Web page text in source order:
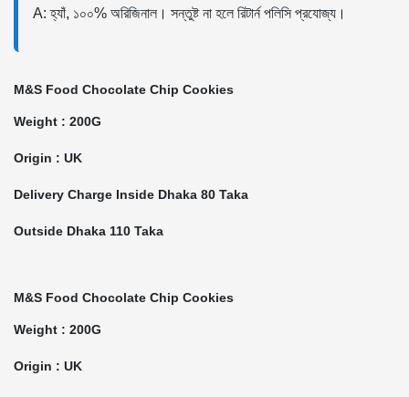
A: হ্যাঁ, ১০০% অরিজিনাল। সন্তুষ্ট না হলে রিটার্ন পলিসি প্রযোজ্য।
M&S Food Chocolate Chip Cookies
Weight : 200G
Origin : UK
Delivery Charge Inside Dhaka 80 Taka
Outside Dhaka 110 Taka
M&S Food Chocolate Chip Cookies
Weight : 200G
Origin : UK